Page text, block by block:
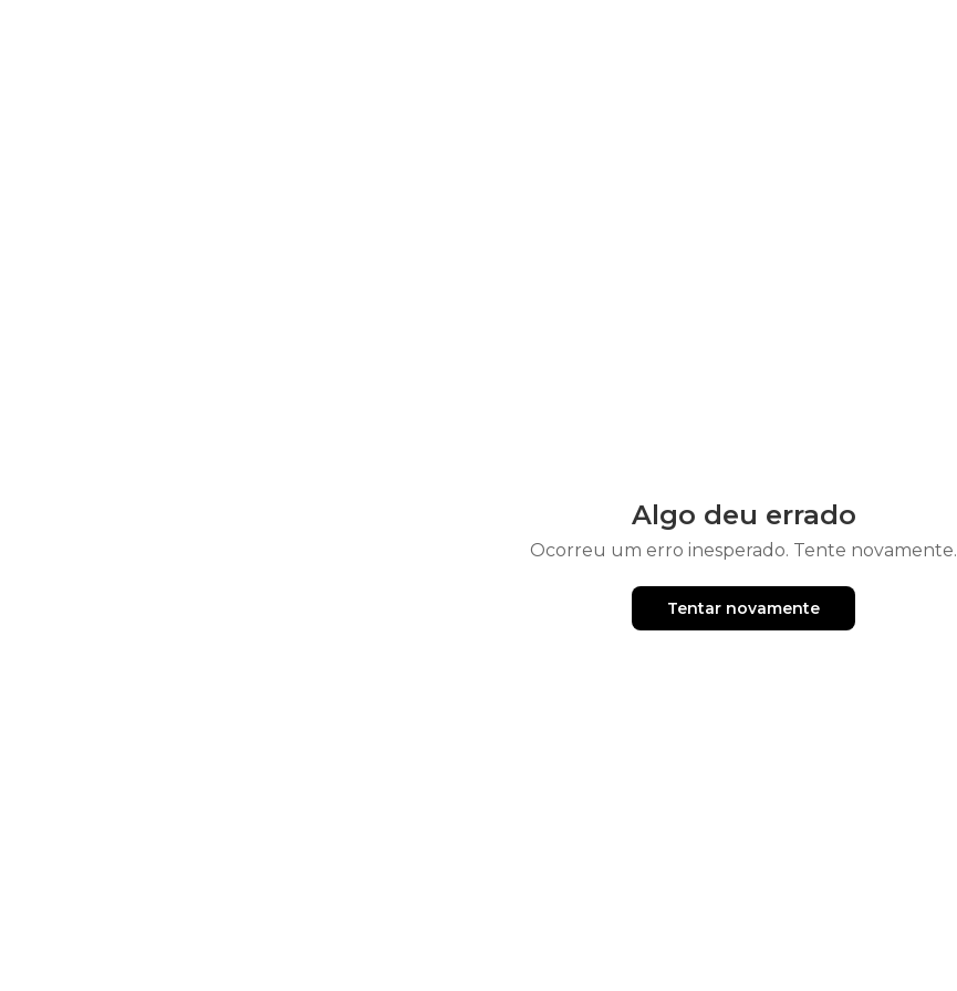
Algo deu errado
Ocorreu um erro inesperado. Tente novamente.
Tentar novamente